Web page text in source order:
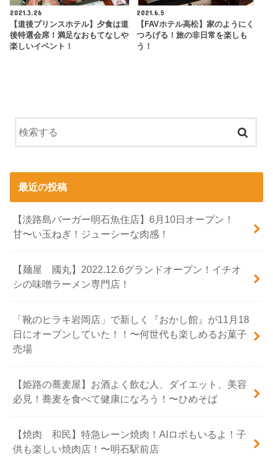
2021.3.26
【道後プリンスホテル】夕食は道
後特選会席！満足なおもてなしや
楽しいイベント！
2021.6.5
【FAVホテル高松】家のようにく
つろげる！旅の非日常を楽しも
う！
最近の投稿
【淡路島バーガー明石魚住店】6月10日オープン！
甘〜い玉ねぎ！ジューシーな肉感！
【麺屋 國丸】2022.12.6グランドオープン！イチオ
シの味噌ラーメン専門店！
「靴のヒラキ岩岡店」で新しく『おかし館』が11月18
日にオープンしていた！！〜何世代も楽しめるお菓子
売場
【姫路の蕎麦屋】お酒よく飲む人、ダイエット、美容
必見！蕎麦を食べて健康になろう！〜ひめそば
【焼肉 和民】特急レーン焼肉！AIロボもいるよ！子
供も楽しい焼肉店！〜明石駅前店